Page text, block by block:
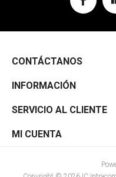
CONTÁCTANOS
INFORMACIÓN
SERVICIO AL CLIENTE
MI CUENTA